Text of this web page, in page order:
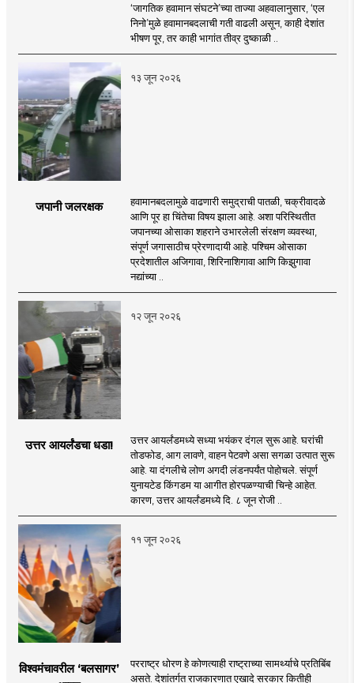
‘जागतिक हवामान संघटने’च्या ताज्या अहवालानुसार, ‘एल
निनो’मुळे हवामानबदलाची गती वाढली असून, काही देशांत
भीषण पूर, तर काही भागांत तीव्र दुष्काळी ..
१३ जून २०२६
जपानी जलरक्षक
हवामानबदलामुळे वाढणारी समुद्राची पातळी, चक्रीवादळे
आणि पूर हा चिंतेचा विषय झाला आहे. अशा परिस्थितीत
जपानच्या ओसाका शहराने उभारलेली संरक्षण व्यवस्था,
संपूर्ण जगासाठीच प्रेरणादायी आहे. पश्चिम ओसाका
प्रदेशातील अजिगावा, शिरिनाशिगावा आणि किझुगावा
नद्यांच्या ..
१२ जून २०२६
उत्तर आयर्लंडचा धडा!
उत्तर आयर्लंडमध्ये सध्या भयंकर दंगल सुरू आहे. घरांची
तोडफोड, आग लावणे, वाहन पेटवणे असा सगळा उत्पात सुरू
आहे. या दंगलीचे लोण अगदी लंडनपर्यंत पोहोचले. संपूर्ण
युनायटेड किंगडम या आगीत होरपळण्याची चिन्हे आहेत.
कारण, उत्तर आयर्लंडमध्ये दि. ८ जून रोजी ..
११ जून २०२६
विश्वमंचावरील ‘बलसागर’
परराष्ट्र धोरण हे कोणत्याही राष्ट्राच्या सामर्थ्याचे प्रतिबिंब
असते. देशांतर्गत राजकारणात एखादे सरकार कितीही